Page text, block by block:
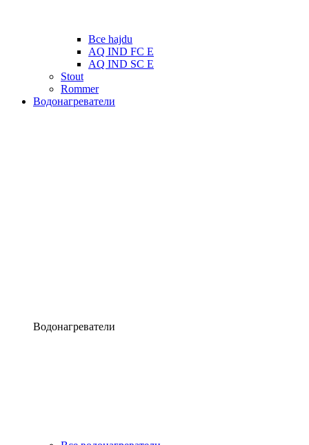
Все hajdu
AQ IND FC E
AQ IND SC E
Stout
Rommer
Водонагреватели
Водонагреватели